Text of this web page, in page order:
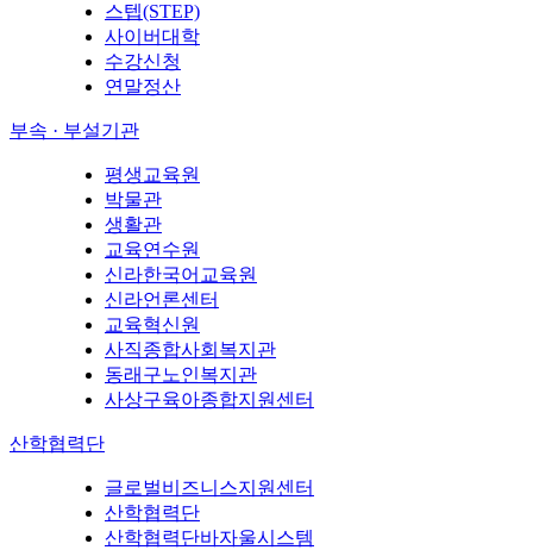
스텝(STEP)
사이버대학
수강신청
연말정산
부속 · 부설기관
평생교육원
박물관
생활관
교육연수원
신라한국어교육원
신라언론센터
교육혁신원
사직종합사회복지관
동래구노인복지관
사상구육아종합지원센터
산학협력단
글로벌비즈니스지원센터
산학협력단
산학협력단바자울시스템